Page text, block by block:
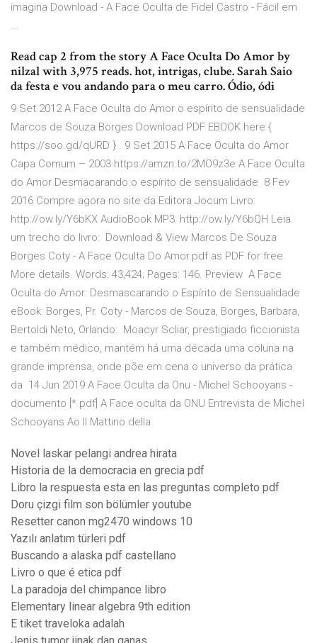
imagina Download - A Face Oculta de Fidel Castro - Fácil em
...
Read cap 2 from the story A Face Oculta Do Amor by
nilzal with 3,975 reads. hot, intrigas, clube. Sarah Saio
da festa e vou andando para o meu carro. Ódio, ódi
9 Set 2012 A Face Oculta do Amor o espírito de sensualidade
Marcos de Souza Borges Download PDF EBOOK here {
https://soo.gd/qURD } . 9 Set 2015 A Face Oculta do Amor
Capa Comum – 2003 https://amzn.to/2MO9z3e A Face Oculta
do Amor Desmacarando o espírito de sensualidade 8 Fev
2016 Compre agora no site da Editora Jocum Livro:
http://ow.ly/Y6bKX AudioBook MP3: http://ow.ly/Y6bQH Leia
um trecho do livro: Download & View Marcos De Souza
Borges Coty - A Face Oculta Do Amor.pdf as PDF for free.
More details. Words: 43,424; Pages: 146. Preview A Face
Oculta do Amor: Desmascarando o Espírito de Sensualidade
eBook: Borges, Pr. Coty - Marcos de Souza, Borges, Barbara,
Bertoldi Neto, Orlando: Moacyr Scliar, prestigiado ficcionista
e também médico, mantém há uma década uma coluna na
grande imprensa, onde põe em cena o universo da prática
da 14 Jun 2019 A Face Oculta da Onu - Michel Schooyans -
documento [*.pdf] A Face oculta da ONU Entrevista de Michel
Schooyans Ao Il Mattino della
Novel laskar pelangi andrea hirata
Historia de la democracia en grecia pdf
Libro la respuesta esta en las preguntas completo pdf
Doru çizgi film son bölümler youtube
Resetter canon mg2470 windows 10
Yazılı anlatım türleri pdf
Buscando a alaska pdf castellano
Livro o que é etica pdf
La paradoja del chimpance libro
Elementary linear algebra 9th edition
E tiket traveloka adalah